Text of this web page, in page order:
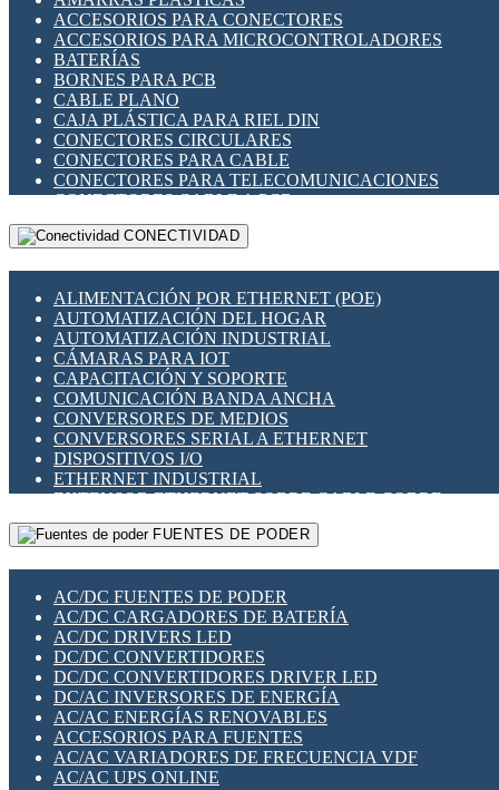
INDICADORES PARA PANEL
INTERFACES DE RELÉ
INTERRUPTORES FIN DE CARRERA
LLAVES CONMUTADORAS
MEDIDORES DE ENERGÍA Y TC'S DE CORRIENTE
MOTORES PASO A PASO
PANTALLAS HMI
PLC -CONTROLADORES LÓGICO PROGRAMABLES
PROGRAMADORES DE HORARIO
RELÉS DE PROTECCIÓN
SENSORES CAPACITIVOS
SENSORES INDUCTIVOS
TEMPORIZADORES
VARIACS
VARIADORES DE FRECUENCIA [VDF]
SECCIONADORES - INTERRUPTORES
MAQUINARIA
ACCESORIOS PARA CONECTORES
ACCESORIOS PARA MICROCONTROLADORES
BATERÍAS
BORNES PARA PCB
CABLE PLANO
CAJA PLÁSTICA PARA RIEL DIN
CONECTORES CIRCULARES
CONECTORES PARA CABLE
CONECTORES PARA TELECOMUNICACIONES
CONECTORES CABLE A PCB
CONECTORES PCB A CABLE
DIP SWITCHES
HERRAMIENTAS VARIAS
ILUMINACIÓN LED
INTERRUPTORES REED
INTERFACES DE RELÉ
OTROS RELÉS
PROTECCIÓN TÉRMICA
RELÉS AUTOMOTRICES
RELÉS DE SEÑAL
RELÉS DE ESTADO SÓLIDO SSR
RELÉS INDUSTRIALES
RELÉS MINIATURA DE POTENCIA
SENSORES MAGNÉTICOS
SWITCH Y MICROSWITCH
TARJETAS PI
UNIÓN Y DERIVACIÓN DE CABLE
CONECTIVIDAD
ALIMENTACIÓN POR ETHERNET (POE)
AUTOMATIZACIÓN DEL HOGAR
AUTOMATIZACIÓN INDUSTRIAL
CÁMARAS PARA IOT
CAPACITACIÓN Y SOPORTE
COMUNICACIÓN BANDA ANCHA
CONVERSORES DE MEDIOS
CONVERSORES SERIAL A ETHERNET
DISPOSITIVOS I/O
ETHERNET INDUSTRIAL
EXTENSOR ETHERNET SOBRE CABLE COBRE
GATEWAY LORAWAN
GESTIÓN DE REDES
PLACAS MODULARES IOT
SWITCHES Y REDES WIFI
SOLUCIONES IOT
SOLUCIONES LORAWAN
SOLUCIONES RED CELULAR
SEGURIDAD PARA REDES
SWITCHES LAN
TELEFONÍA IP (VOIP)
VIGILANCIA IP (CCTV)
MESHTASTIC
FUENTES DE PODER
AC/DC FUENTES DE PODER
AC/DC CARGADORES DE BATERÍA
AC/DC DRIVERS LED
DC/DC CONVERTIDORES
DC/DC CONVERTIDORES DRIVER LED
DC/AC INVERSORES DE ENERGÍA
AC/AC ENERGÍAS RENOVABLES
ACCESORIOS PARA FUENTES
AC/AC VARIADORES DE FRECUENCIA VDF
AC/AC UPS ONLINE